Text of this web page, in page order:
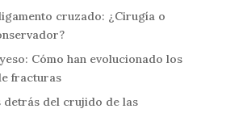
cruzado: ¿Cirugía o
Cómo han evolucionado los
fracturas
detrás del crujido de las